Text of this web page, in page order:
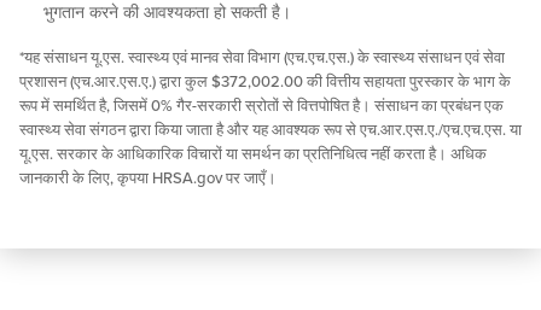
भुगतान करने की आवश्यकता हो सकती है।
*यह संसाधन यू.एस. स्वास्थ्य एवं मानव सेवा विभाग (एच.एच.एस.) के स्वास्थ्य संसाधन एवं सेवा
प्रशासन (एच.आर.एस.ए.) द्वारा कुल $372,002.00 की वित्तीय सहायता पुरस्कार के भाग के
रूप में समर्थित है, जिसमें 0% गैर-सरकारी स्रोतों से वित्तपोषित है। संसाधन का प्रबंधन एक
स्वास्थ्य सेवा संगठन द्वारा किया जाता है और यह आवश्यक रूप से एच.आर.एस.ए./एच.एच.एस. या
यू.एस. सरकार के आधिकारिक विचारों या समर्थन का प्रतिनिधित्व नहीं करता है। अधिक
जानकारी के लिए, कृपया HRSA.gov पर जाएँ।